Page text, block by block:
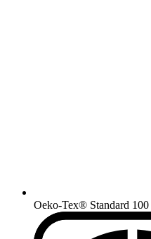
Oeko-Tex® Standard 100